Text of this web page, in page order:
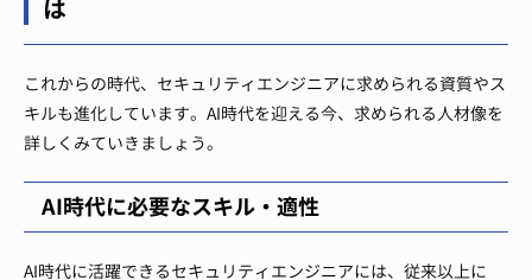
は
これからの時代、セキュリティエンジニアに求められる資質やス
キルも進化しています。AI時代を迎える今、求められる人材像を
詳しくみていきましょう。
AI時代に必要なスキル・適性
AI時代に活躍できるセキュリティエンジニアには、従来以上に